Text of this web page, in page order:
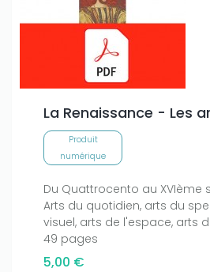
La Renaissance - Les
Produit
numérique
Du Quattrocento au XVIème
Arts du quotidien, arts du
visuel, arts de l'espace, arts
49 pages
5,00 €